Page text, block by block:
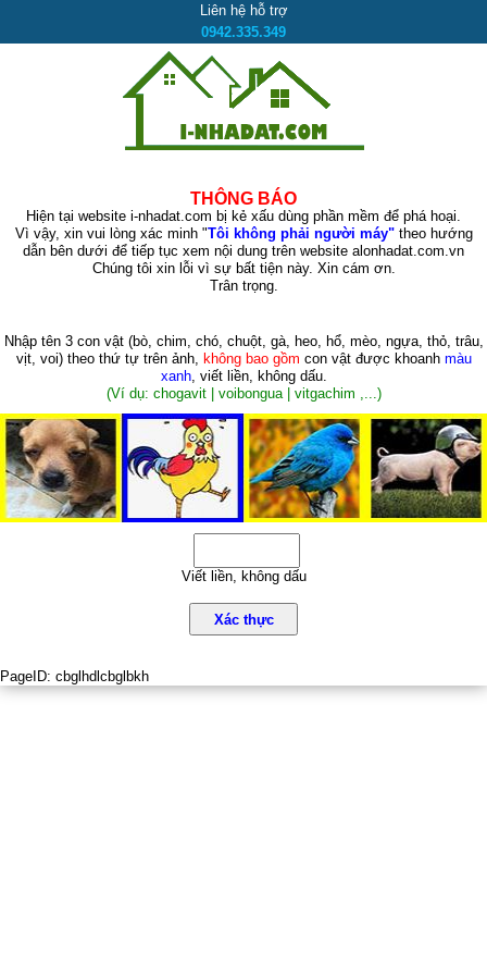
Liên hệ hỗ trợ
0942.335.349
THÔNG BÁO
Hiện tại website i-nhadat.com bị kẻ xấu dùng phần mềm để phá hoại.
Vì vậy, xin vui lòng xác minh "Tôi không phải người máy"theo hướng
dẫn bên dưới để tiếp tục xem nội dung trên website alonhadat.com.vn
Chúng tôi xin lỗi vì sự bất tiện này. Xin cám ơn.
Trân trọng.
Nhập tên 3 con vật (bò, chim, chó, chuột, gà, heo, hổ, mèo, ngựa, thỏ, trâu,
vịt, voi)theo thứ tự trên ảnh, không bao gồm con vật được khoanh màu
xanh, viết liền, không dấu.
(Ví dụ: chogavit | voibongua | vitgachim ,...)
Viết liền, không dấu
Xác thực
PageID: cbglhdlcbglbkh